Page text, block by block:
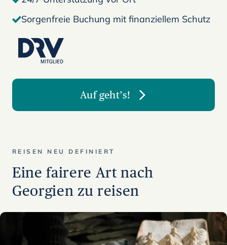
Sorgenfreie Buchung mit finanziellem Schutz
Auf geht’s!
REISEN NEU DEFINIERT
Eine fairere Art nach
Georgien zu reisen